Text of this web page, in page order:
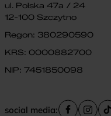
ul. Polska 47a / 24
12-100 Szczytno
Regon: 380290590
KRS: 0000882700
NIP: 7451850098
social media: